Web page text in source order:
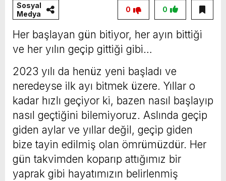
Sosyal
Medya
0
0
Her başlayan gün bitiyor, her ayın bittiği
ve her yılın geçip gittiği gibi…
2023 yılı da henüz yeni başladı ve
neredeyse ilk ayı bitmek üzere. Yıllar o
kadar hızlı geçiyor ki, bazen nasıl başlayıp
nasıl geçtiğini bilemiyoruz. Aslında geçip
giden aylar ve yıllar değil, geçip giden
bize tayin edilmiş olan ömrümüzdür. Her
gün takvimden koparıp attığımız bir
yaprak gibi hayatımızın belirlenmiş